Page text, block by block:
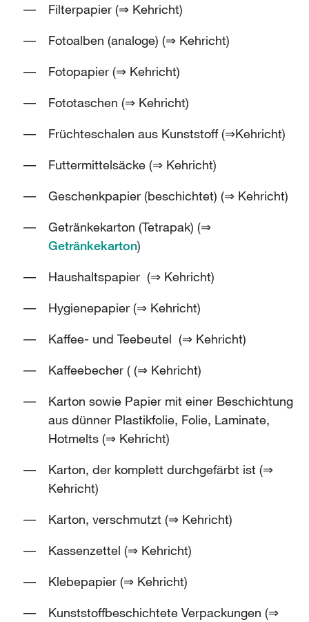
Filterpapier (⇒ Kehricht)
Fotoalben (analoge) (⇒ Kehricht)
Fotopapier (⇒ Kehricht)
Fototaschen (⇒ Kehricht)
Früchteschalen aus Kunststoff (⇒Kehricht)
Futtermittelsäcke (⇒ Kehricht)
Geschenkpapier (beschichtet) (⇒ Kehricht)
Getränkekarton (Tetrapak) (⇒
Getränkekarton)
Haushaltspapier (⇒ Kehricht)
Hygienepapier (⇒ Kehricht)
Kaffee- und Teebeutel (⇒ Kehricht)
Kaffeebecher ( (⇒ Kehricht)
Karton sowie Papier mit einer Beschichtung
aus dünner Plastikfolie, Folie, Laminate,
Hotmelts (⇒ Kehricht)
Karton, der komplett durchgefärbt ist (⇒
Kehricht)
Karton, verschmutzt (⇒ Kehricht)
Kassenzettel (⇒ Kehricht)
Klebepapier (⇒ Kehricht)
Kunststoffbeschichtete Verpackungen (⇒